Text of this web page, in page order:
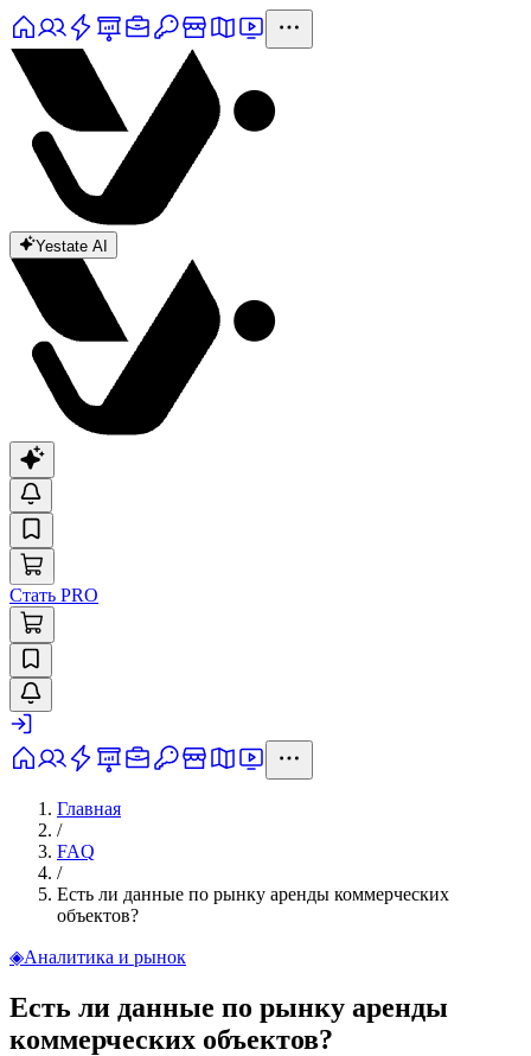
Yestate AI
Стать PRO
Главная
/
FAQ
/
Есть ли данные по рынку аренды коммерческих
объектов?
◈Аналитика и рынок
Есть ли данные по рынку аренды
коммерческих объектов?